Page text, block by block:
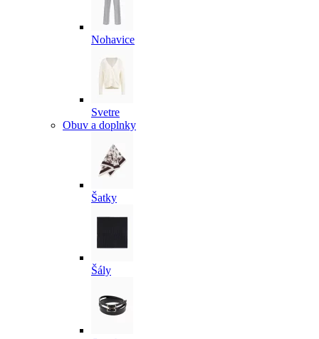
Nohavice
Svetre
Obuv a doplnky
Šatky
Šály